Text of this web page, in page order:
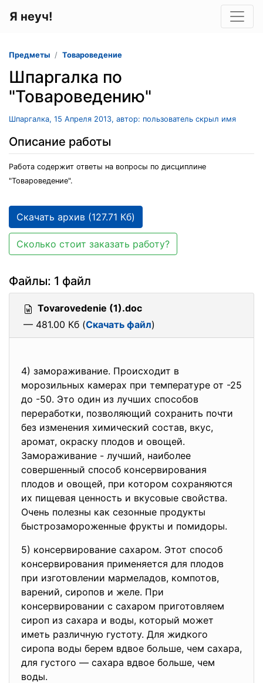
Я неуч!
Предметы Товароведение
Шпаргалка по
"Товароведению"
Шпаргалка, 15 Апреля 2013, автор: пользователь скрыл имя
Описание работы
Работа содержит ответы на вопросы по дисциплине
"Товароведение".
Скачать архив (127.71 Кб)
Сколько стоит заказать работу?
Файлы: 1 файл
Tovarovedenie (1).doc
— 481.00 Кб (Скачать файл)
4) замораживание. Происходит в
морозильных камерах при температуре от -25
до -50. Это один из лучших способов
переработки, позволяющий сохранить почти
без изменения химический состав, вкус,
аромат, окраску плодов и овощей.
Замораживание - лучший, наиболее
совершенный способ консервирования
плодов и овощей, при котором сохраняются
их пищевая ценность и вкусовые свойства.
Очень полезны как сезонные продукты
быстрозамороженные фрукты и помидоры.
5) консервирование сахаром. Этот способ
консервирования применяется для плодов
при изготовлении мармеладов, компотов,
варений, сиропов и желе. При
консервировании с сахаром приготовляем
сироп из сахара и воды, который может
иметь различную густоту. Для жидкого
сиропа воды берем вдвое больше, чем сахара,
для густого — сахара вдвое больше, чем
воды.